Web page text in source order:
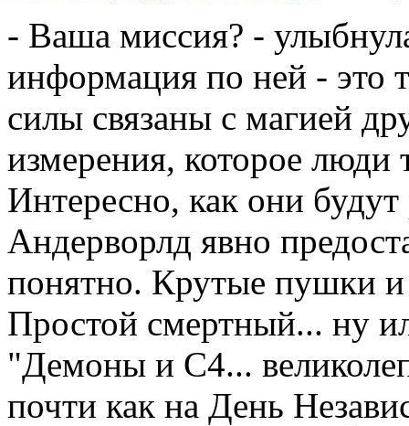
- Ваша миссия? -
информация по ней - это
силы связаны с магией
измерения, которое люди
Интересно, как они будут
Андерворлд явно
понятно. Крутые пушки
Простой смертный... ну
"Демоны и С4...
почти как на День